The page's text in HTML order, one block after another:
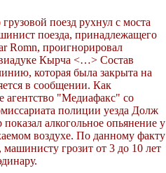
поезд рухнул с моста
поезда, принадлежащего
Romn, проигнорировал
Кырча <…> Состав
которая была закрыта на
в сообщении. Как
"Медиафакс" со
полиции уезда Долж
алкогольное опьянение у
воздухе. По данному факту
грозит от 3 до 10 лет